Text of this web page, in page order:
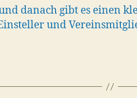
danach gibt es einen
und